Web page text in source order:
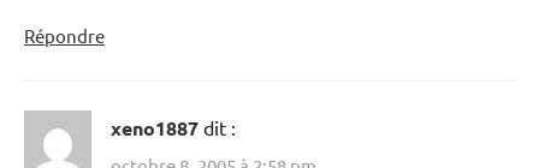
Répondre
xeno1887 dit :